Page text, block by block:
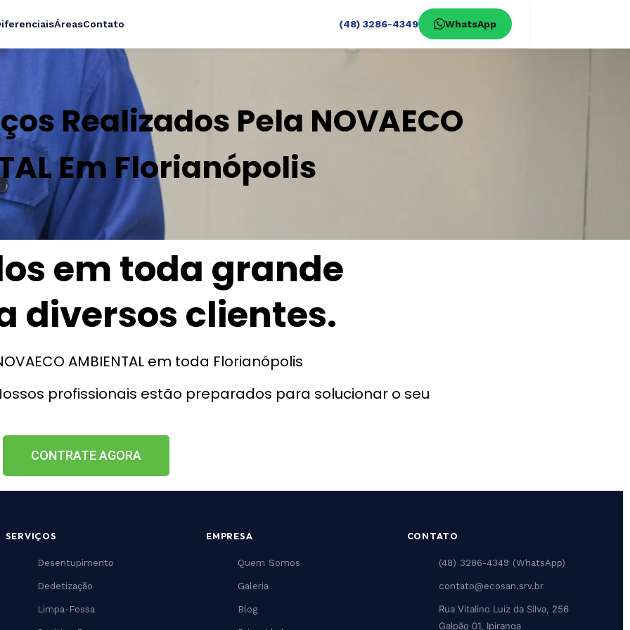
ÁreasContato (48) 3286-4349 WhatsApp
Realizados Pela NOVAECO
Em Florianópolis
em toda grande
diversos clientes.
AMBIENTAL em toda Florianópolis
profissionais estão preparados para solucionar o seu
CONTRATE AGORA
SERVIÇOS
Desentupimento
Dedetização
Limpa-Fossa
EMPRESA
Quem Somos
Galeria
Blog
CONTATO
(48) 3286-4349 (WhatsApp)
contato@ecosan.srv.br
Rua Vitalino Luiz da Silva, 256
Galpão 01, Ipiranga